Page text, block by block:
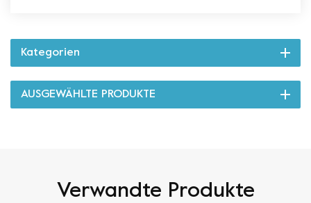
Kategorien
AUSGEWÄHLTE PRODUKTE
Verwandte Produkte